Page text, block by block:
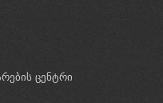
ცენტრი